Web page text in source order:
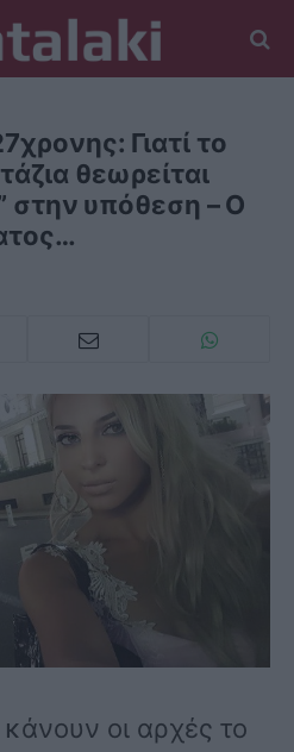
Γιατί το
θεωρείται
στην υπόθεση – Ο
οι αρχές το